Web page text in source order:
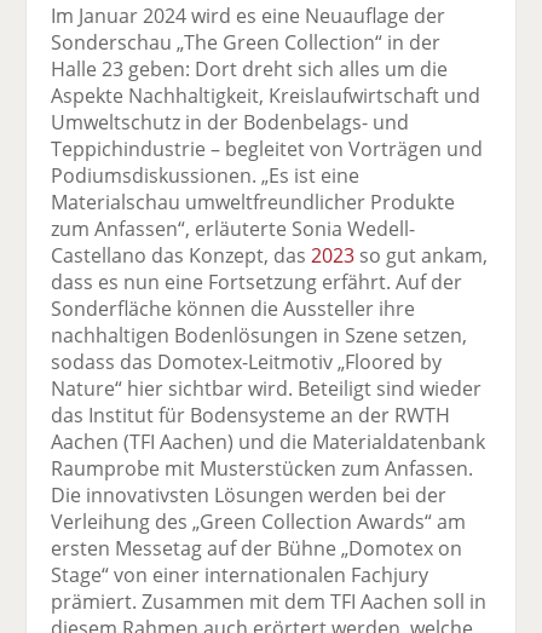
Im Januar 2024 wird es eine Neuauflage der
Sonderschau „The Green Collection“ in der
Halle 23 geben: Dort dreht sich alles um die
Aspekte Nachhaltigkeit, Kreislaufwirtschaft und
Umweltschutz in der Bodenbelags- und
Teppichindustrie – begleitet von Vorträgen und
Podiumsdiskussionen. „Es ist eine
Materialschau umweltfreundlicher Produkte
zum Anfassen“, erläuterte Sonia Wedell-
Castellano das Konzept, das2023 so gut ankam,
dass es nun eine Fortsetzung erfährt. Auf der
Sonderfläche können die Aussteller ihre
nachhaltigen Bodenlösungen in Szene setzen,
sodass das Domotex-Leitmotiv „Floored by
Nature“ hier sichtbar wird. Beteiligt sind wieder
das Institut für Bodensysteme an der RWTH
Aachen (TFI Aachen) und die Materialdatenbank
Raumprobe mit Musterstücken zum Anfassen.
Die innovativsten Lösungen werden bei der
Verleihung des „Green Collection Awards“ am
ersten Messetag auf der Bühne „Domotex on
Stage“ von einer internationalen Fachjury
prämiert. Zusammen mit dem TFI Aachen soll in